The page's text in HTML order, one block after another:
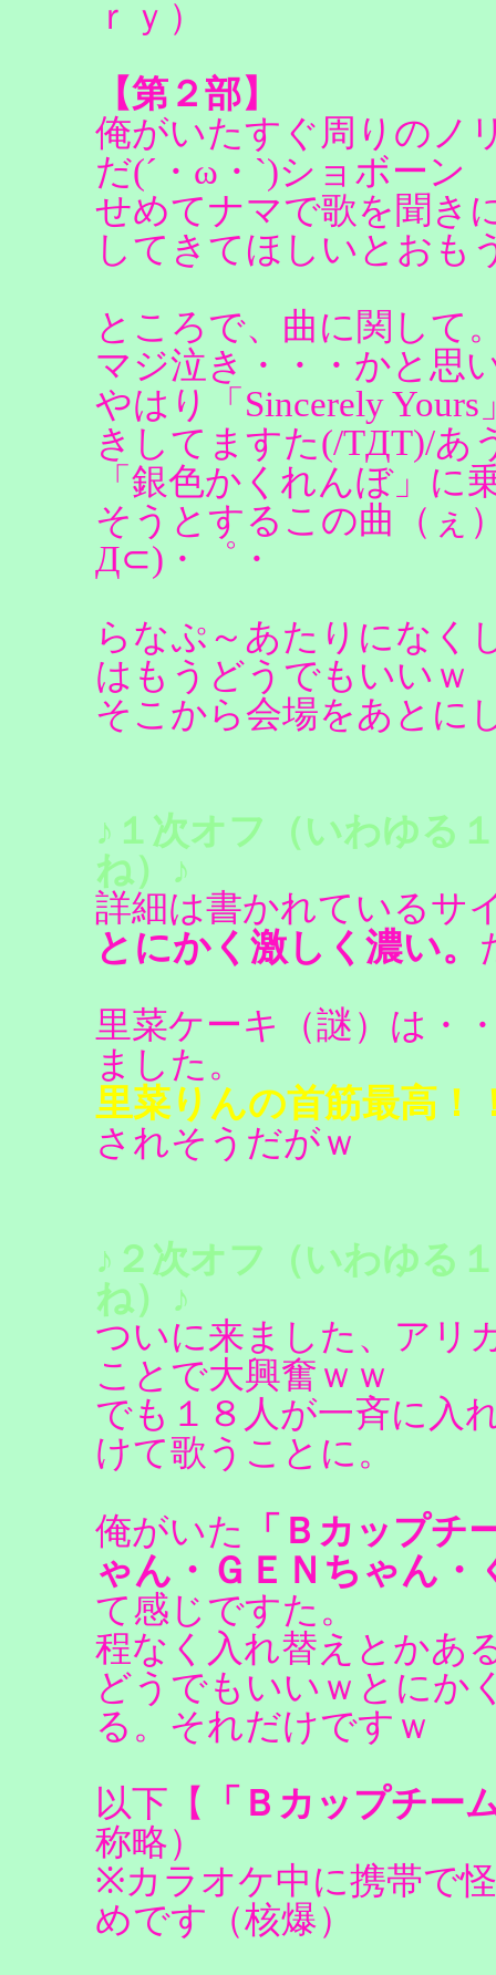
ｒｙ）
【第２部】
俺がいたすぐ周りのノ
だ(´・ω・`)ショボーン
せめてナマで歌を聞き
してきてほしいとおも
ところで、曲に関して
マジ泣き・・・かと思
やはり「Sincerely
きしてますた(/TДT)/あ
「銀色かくれんぼ」に
そうとするこの曲（ぇ
Д⊂)・゜・
らなぷ～あたりになく
はもうどうでもいいｗ
そこから会場をあとに
♪１次オフ（いわゆる
ね）♪
詳細は書かれているサ
とにかく激しく濃い。
里菜ケーキ（謎）は・
ました。
里菜りんの首筋最高！
されそうだがｗ
♪２次オフ（いわゆる
ね）♪
ついに来ました、アリ
ことで大興奮ｗｗ
でも１８人が一斉に入
けて歌うことに。
俺がいた
「Ｂカップチ
ゃん・ＧＥＮちゃん・
て感じですた。
程なく入れ替えとかあ
どうでもいいｗとにか
る。それだけですｗ
以下【
「Ｂカップチー
称略）
※カラオケ中に携帯で
めです（核爆）